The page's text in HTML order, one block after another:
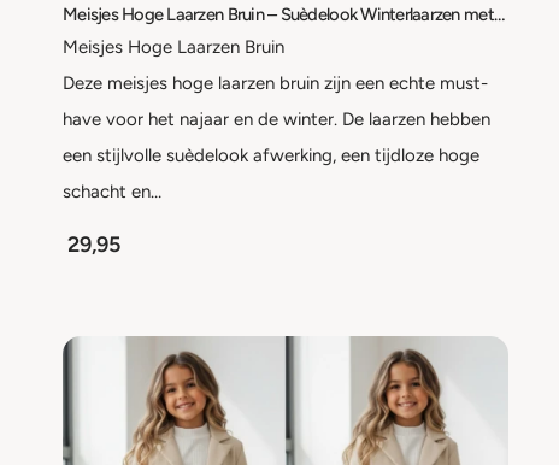
Meisjes Hoge Laarzen Bruin – Suèdelook Winterlaarzen met Rits – Maat 25 t/m 36
Meisjes Hoge Laarzen Bruin
Deze meisjes hoge laarzen bruin zijn een echte must-
have voor het najaar en de winter. De laarzen hebben
een stijlvolle suèdelook afwerking, een tijdloze hoge
schacht en…
29,95